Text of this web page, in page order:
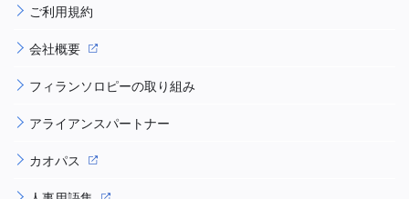
ご利用規約
会社概要
フィランソロピーの取り組み
アライアンスパートナー
カオパス